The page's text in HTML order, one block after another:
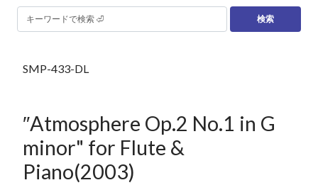
検索
SMP-433-DL
″Atmosphere Op.2 No.1 in G
minor" for Flute &
Piano(2003)